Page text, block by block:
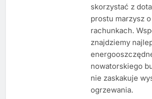
skorzystać z
prostu marzysz
rachunkach.
znajdziemy
nowatorskiego
nie zaskakuje
ogrzewania.